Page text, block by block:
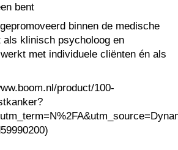
bent
binnen de medische
als klinisch psycholoog en
met individuele cliënten én als
product/100-